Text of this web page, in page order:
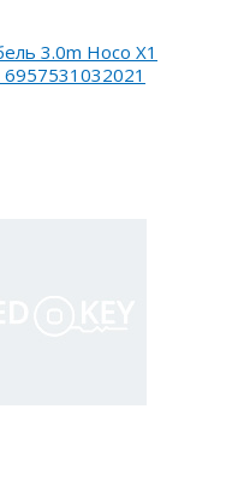
3.0m Hoco X1
6957531032021